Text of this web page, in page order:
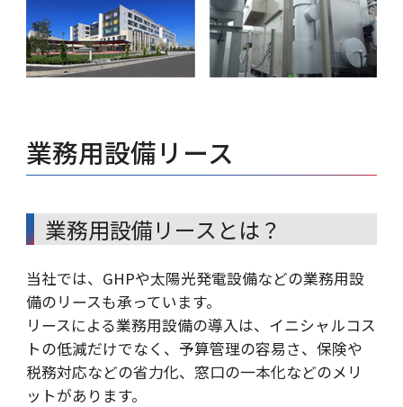
業務用設備リース
業務用設備リースとは？
当社では、GHPや太陽光発電設備などの業務用設
備のリースも承っています。
リースによる業務用設備の導入は、イニシャルコス
トの低減だけでなく、予算管理の容易さ、保険や
税務対応などの省力化、窓口の一本化などのメリ
ットがあります。